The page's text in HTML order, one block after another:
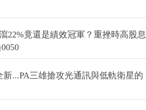
22%竟還是績效冠軍？重挫時高股息
...PA三雄搶攻光通訊與低軌衛星的